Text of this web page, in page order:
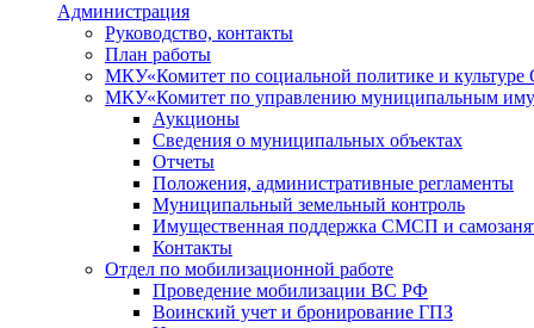
Администрация
Руководство, контакты
План работы
МКУ«Комитет по социальной политике и культуре
МКУ«Комитет по управлению муниципальным
Аукционы
Сведения о муниципальных объектах
Отчеты
Положения, административные регламенты
Муниципальный земельный контроль
Имущественная поддержка СМСП и
Контакты
Отдел по мобилизационной работе
Проведение мобилизации ВС РФ
Воинский учет и бронирование ГПЗ